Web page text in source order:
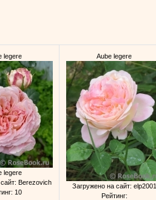
legere
legere
Berezovich
10
Aube legere
Загружено на сайт: elp2001
Рейтинг: